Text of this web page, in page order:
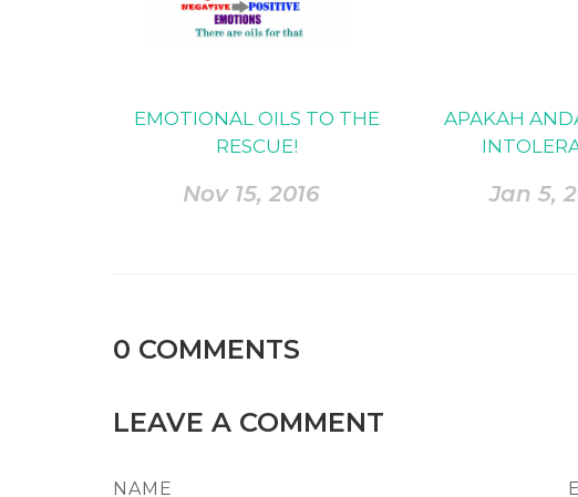
EMOTIONAL OILS TO THE
RESCUE!
Nov 15, 2016
APAKAH
Jan 5,
0 COMMENTS
LEAVE A COMMENT
NAME